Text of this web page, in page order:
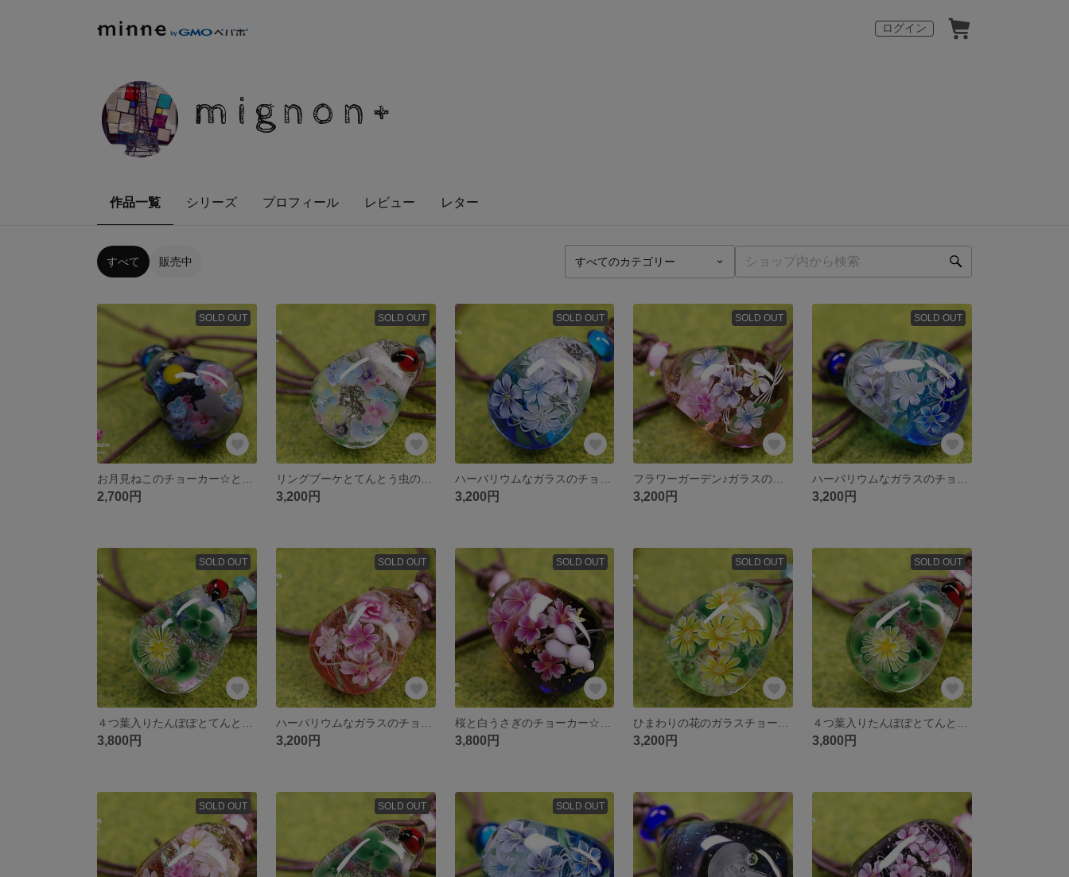
ログイン
mignon+
作品一覧 シリーズ プロフィール レビュー レター
すべて 販売中
SOLD OUT
2,700円
SOLD OUT
リングブーケとてんとう虫のチョーカー☆とんぼ玉[m180419]
3,200円
SOLD OUT
3,200円
SOLD OUT
3,200円
SOLD OUT
3,200円
SOLD OUT
3,800円
SOLD OUT
3,200円
SOLD OUT
3,800円
SOLD OUT
3,200円
SOLD OUT
3,800円
SOLD OUT SOLD OUT SOLD OUT